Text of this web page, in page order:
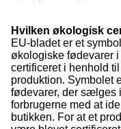
Hvilken økologisk
EU-bladet er et
økologiske fødevarer
certificeret i henhold
produktion. Symbolet
fødevarer, der sælges
forbrugerne med at
butikken. For at et